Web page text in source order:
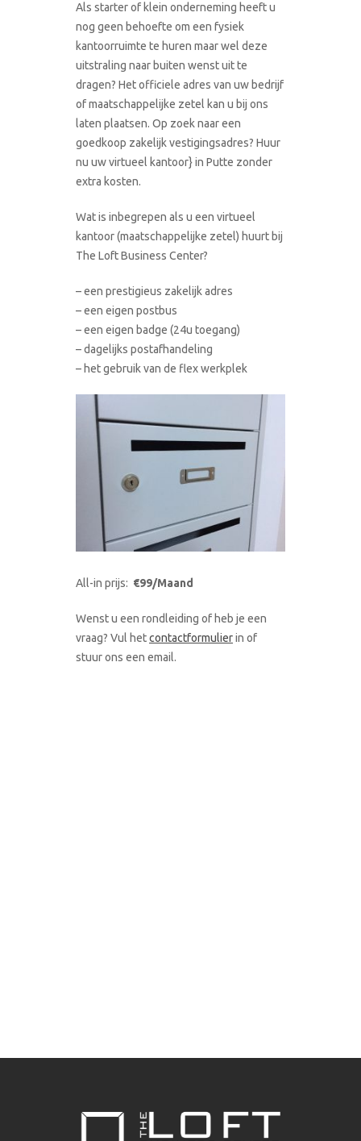
Als starter of klein onderneming heeft u
nog geen behoefte om een fysiek
kantoorruimte te huren maar wel deze
uitstraling naar buiten wenst uit te
dragen? Het officiele adres van uw bedrijf
of maatschappelijke zetel kan u bij ons
laten plaatsen. Op zoek naar een
goedkoop zakelijk vestigingsadres? Huur
nu uw virtueel kantoor} in Putte zonder
extra kosten.
Wat is inbegrepen als u een virtueel
kantoor (maatschappelijke zetel) huurt bij
The Loft Business Center?
– een prestigieus zakelijk adres
– een eigen postbus
– een eigen badge (24u toegang)
– dagelijks postafhandeling
– het gebruik van de flex werkplek
All-in prijs: €99/Maand
Wenst u een rondleiding of heb je een
vraag? Vul hetcontactformulierin of
stuur ons een email.